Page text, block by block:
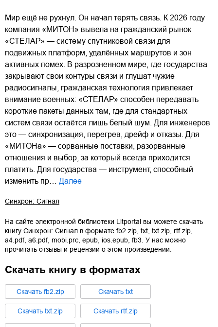
Мир ещё не рухнул. Он начал терять связь. К 2026 году
компания «МИТОН» вывела на гражданский рынок
«СТЕЛАР» — систему спутниковой связи для
подвижных платформ, удалённых маршрутов и зон
активных помех. В разрозненном мире, где государства
закрывают свои контуры связи и глушат чужие
радиосигналы, гражданская технология привлекает
внимание военных: «СТЕЛАР» способен передавать
короткие пакеты данных там, где для стандартных
систем связи остаётся лишь белый шум. Для инженеров
это — синхронизация, перегрев, дрейф и отказы. Для
«МИТОНа» — сорванные поставки, разорванные
отношения и выбор, за который всегда приходится
платить. Для государства — инструмент, способный
изменить пр…
Далее
Синхрон: Сигнал
На сайте электронной библиотеки Litportal вы можете скачать
книгу Синхрон: Сигнал в формате fb2.zip txt txt.zip rtf.zip
a4.pdf, a6.pdf, mobi.prc epub ios.epub fb3 . У нас можно
прочитать отзывы и рецензии о этом произведении.
Скачать книгу в форматах
Cкачать fb2.zip Cкачать txt
Cкачать txt.zip Cкачать rtf.zip